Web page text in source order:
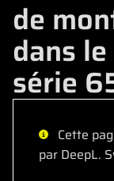
de
dans
série
Cette
par DeepL.